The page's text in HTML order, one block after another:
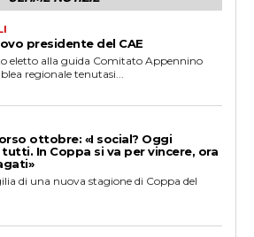
presidente del CAE
eletto alla guida Comitato Appennino
regionale tenutasi...
ottobre: «I social? Oggi
In Coppa si va per vincere, ora
di una nuova stagione di Coppa del